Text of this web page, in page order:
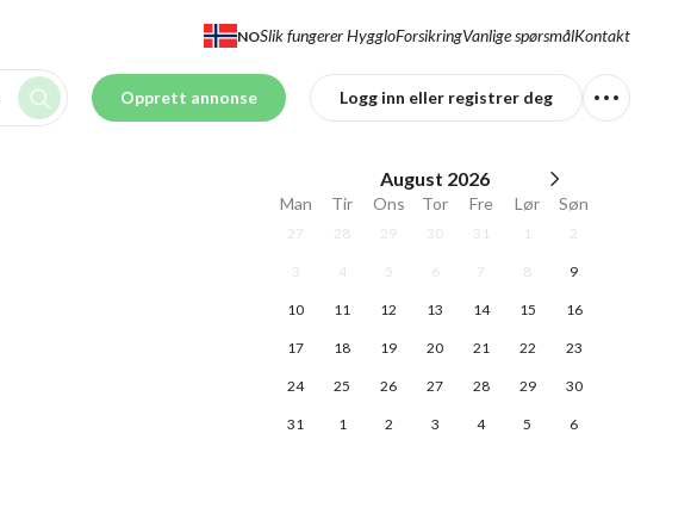
NOSlik fungerer HyggloForsikringVanlige spørsmålKontakt
Opprett annonse Logg inn eller registrer deg
August 2026
Man Tir Ons Tor Fre Lør Søn
27 28 29 30 31 1 2
3 4 5 6 7 8 9
10 11 12 13 14 15 16
17 18 19 20 21 22 23
24 25 26 27 28 29 30
31 1 2 3 4 5 6